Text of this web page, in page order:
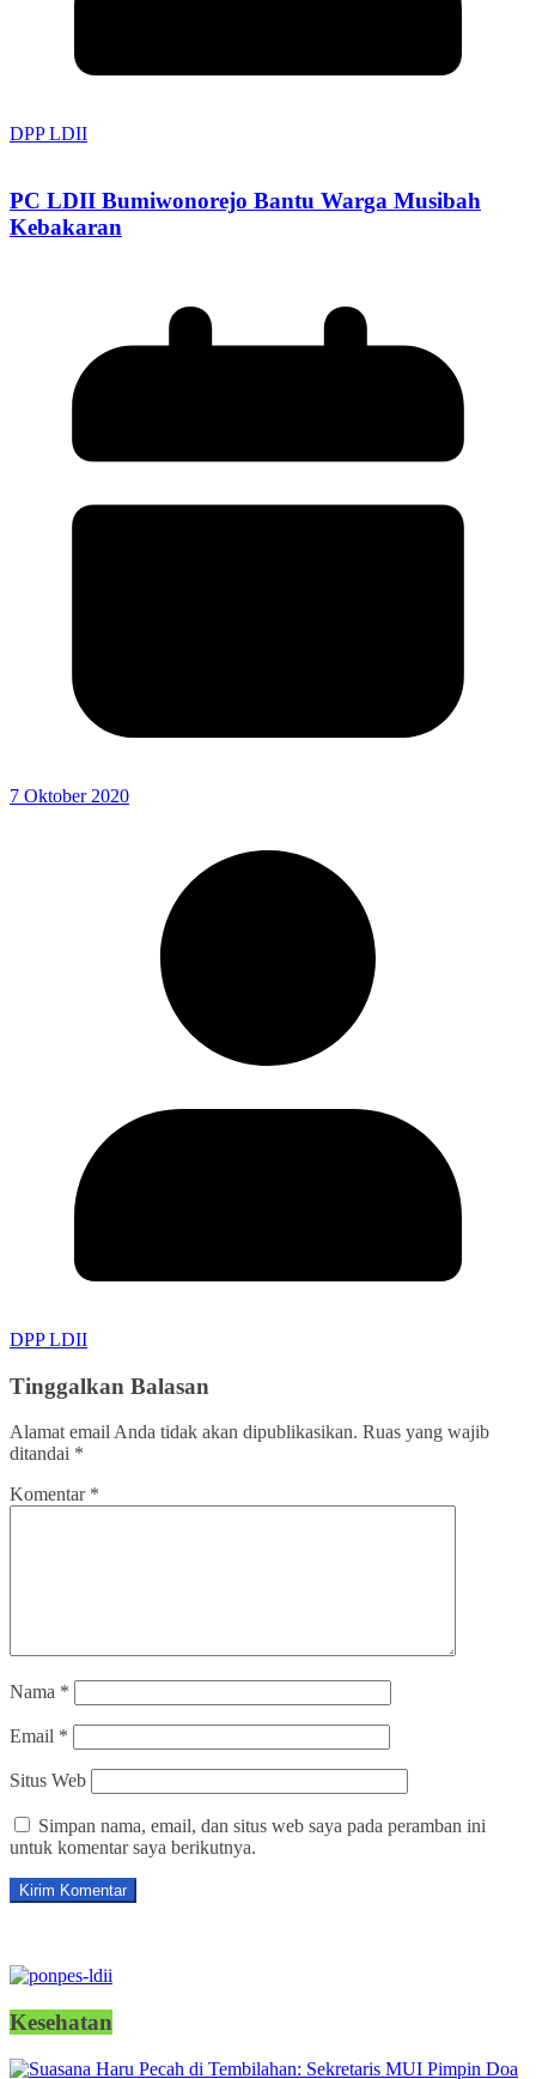
DPP LDII
PC LDII Bumiwonorejo Bantu Warga Musibah
Kebakaran
7 Oktober 2020
DPP LDII
Tinggalkan Balasan
Alamat email Anda tidak akan dipublikasikan. Ruas yang wajib
ditandai *
Komentar *
Nama *
Email *
Situs Web
Simpan nama, email, dan situs web saya pada peramban ini
untuk komentar saya berikutnya.
Kesehatan